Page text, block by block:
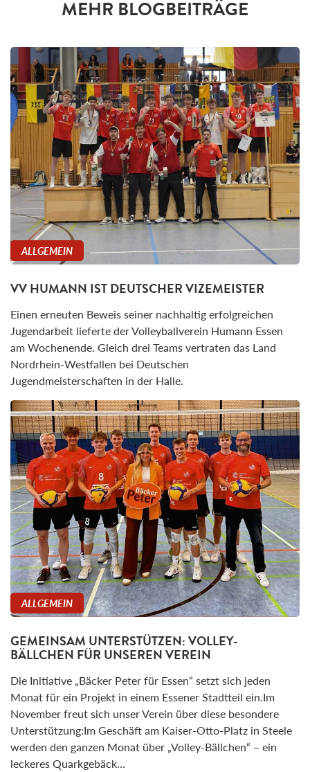
MEHR BLOGBEITRÄGE
ALLGEMEIN
VV HUMANN IST DEUTSCHER VIZEMEISTER
Einen erneuten Beweis seiner nachhaltig erfolgreichen
Jugendarbeit lieferte der Volleyballverein Humann Essen
am Wochenende. Gleich drei Teams vertraten das Land
Nordrhein-Westfallen bei Deutschen
Jugendmeisterschaften in der Halle.
ALLGEMEIN
GEMEINSAM UNTERSTÜTZEN: VOLLEY-
BÄLLCHEN FÜR UNSEREN VEREIN
Die Initiative „Bäcker Peter für Essen“ setzt sich jeden
Monat für ein Projekt in einem Essener Stadtteil ein.Im
November freut sich unser Verein über diese besondere
Unterstützung:Im Geschäft am Kaiser-Otto-Platz in Steele
werden den ganzen Monat über „Volley-Bällchen“ – ein
leckeres Quarkgebäck…